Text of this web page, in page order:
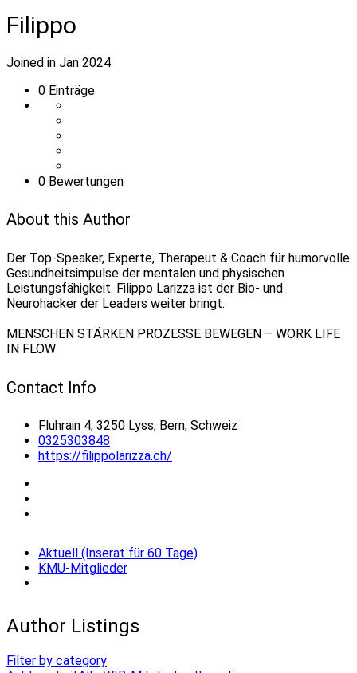
Filippo
Joined in Jan 2024
0 Einträge
0 Bewertungen
About this Author
Der Top-Speaker, Experte, Therapeut & Coach für humorvolle
Gesundheitsimpulse der mentalen und physischen
Leistungsfähigkeit. Filippo Larizza ist der Bio- und
Neurohacker der Leaders weiter bringt.
MENSCHEN STÄRKEN PROZESSE BEWEGEN – WORK LIFE
IN FLOW
Contact Info
Fluhrain 4, 3250 Lyss, Bern, Schweiz
0325303848
https://filippolarizza.ch/
Aktuell (Inserat für 60 Tage)
KMU-Mitglieder
Author Listings
Filter by category